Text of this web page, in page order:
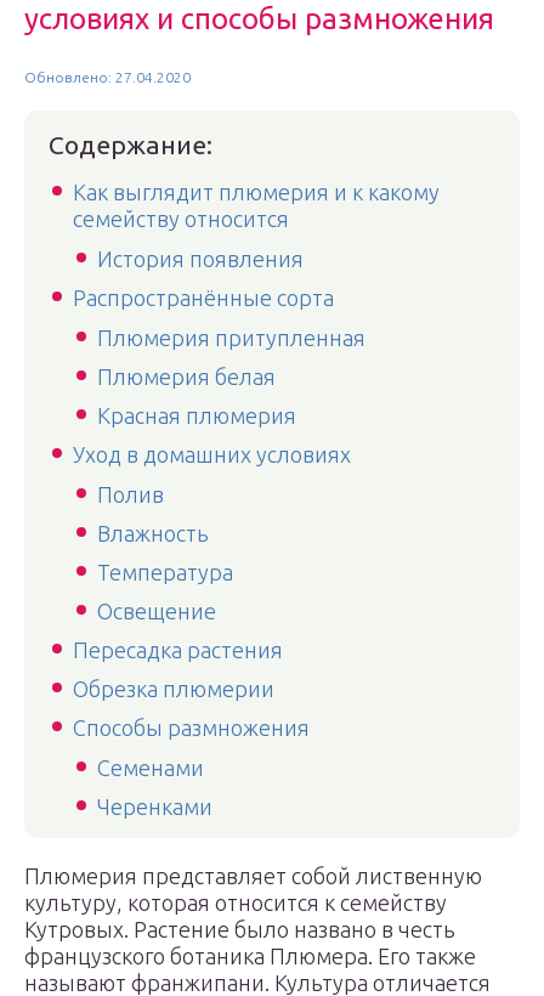
условиях и способы размножения
Обновлено: 27.04.2020
Содержание:
Как выглядит плюмерия и к какому
семейству относится
История появления
Распространённые сорта
Плюмерия притупленная
Плюмерия белая
Красная плюмерия
Уход в домашних условиях
Полив
Влажность
Температура
Освещение
Пересадка растения
Обрезка плюмерии
Способы размножения
Семенами
Черенками
Плюмерия представляет собой лиственную
культуру, которая относится к семейству
Кутровых. Растение было названо в честь
французского ботаника Плюмера. Его также
называют франжипани. Культура отличается